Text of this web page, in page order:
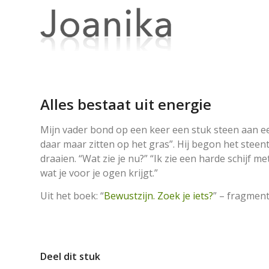
Alles bestaat uit energie
Mijn vader bond op een keer een stuk steen aan
daar maar zitten op het gras”. Hij begon het
draaien. “Wat zie je nu?” “Ik zie een harde schijf
wat je voor je ogen krijgt.”
Uit het boek: “Bewustzijn. Zoek je iets?” –
Deel dit stuk